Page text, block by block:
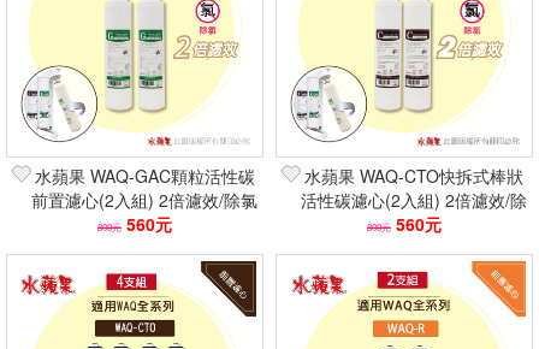
水蘋果 WAQ-GAC顆粒活性碳
前置濾心(2入組) 2倍濾效/除氯
去味 淨水器濾芯 快速到貨
800元 560元
水蘋果 WAQ-CTO快拆式棒狀
活性碳濾心(2入組) 2倍濾效/除
氯去味/VOCs 淨水器濾芯
800元 560元